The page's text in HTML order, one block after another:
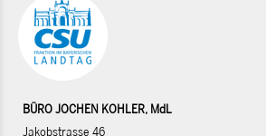
BÜRO JOCHEN KOHLER, MdL
Jakobstrasse 46